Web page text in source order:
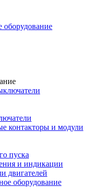
оборудование
контакторы и модули
пуска
и индикации
двигателей
оборудование